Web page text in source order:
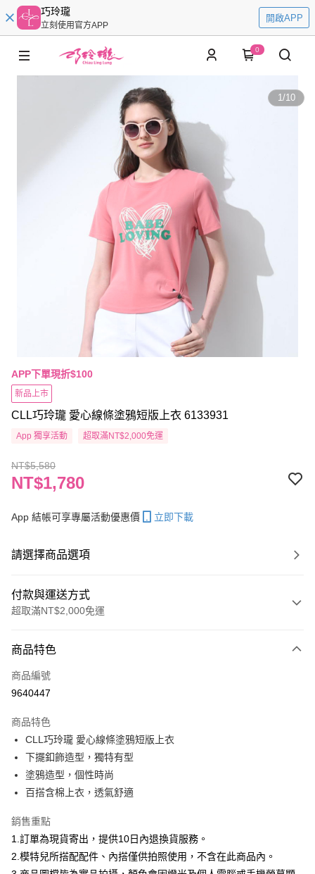
巧玲瓏
立刻使用官方APP
開啟APP
0
1/10
APP下單現折$100
新品上市
CLL巧玲瓏 愛心線條塗鴉短版上衣 6133931
App 獨享活動 超取滿NT$2,000免運
NT$5,580
NT$1,780
App 結帳可享專屬活動優惠價 立即下載
請選擇商品選項
付款與運送方式
超取滿NT$2,000免運
信用卡一次付款
信用卡分期付款
合作金庫商業銀行
華南商業銀行
彰化商業銀行
上海商業儲蓄銀行
國泰世華商業銀行
臺灣中小企業銀行
聯邦商業銀行
元大商業銀行
永豐商業銀行
台新國際商業銀行
中國信託商業銀行
超商取貨付款
LINE Pay
Apple Pay
悠遊付
Google Pay
商品特色
商品編號
9640447
商品特色
CLL巧玲瓏 愛心線條塗鴉短版上衣
下擺釦飾造型，獨特有型
塗鴉造型，個性時尚
百搭含棉上衣，透氣舒適
銷售重點
1.訂單為現貨寄出，提供10日內退換貨服務。
2.模特兒所搭配配件、內搭僅供拍照使用，不含在此商品內。